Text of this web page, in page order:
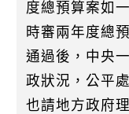
度總預算案如
時審兩年度總
通過後，中央
政狀況，公平
也請地方政府